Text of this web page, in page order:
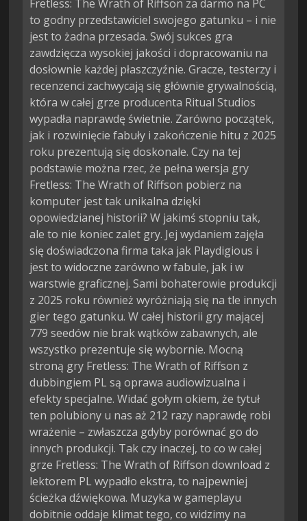
Fretless: The Wrath of Riffson za darmo na PC
to godny przedstawiciel swojego gatunku – i nie
jest to żadna przesada. Swój sukces gra
zawdzięcza wysokiej jakości i dopracowaniu na
dosłownie każdej płaszczyźnie. Gracze, testerzy i
recenzenci zachwycają się głównie grywalnością,
która w całej grze producenta Ritual Studios
wypadła naprawdę świetnie. Zarówno początek,
jak i rozwinięcie fabuły i zakończenie hitu z 2025
roku prezentują się doskonale. Czy na tej
podstawie można rzec, że pełna wersja gry
Fretless: The Wrath of Riffson pobierz na
komputer jest tak unikalna dzięki
opowiedzianej historii? W jakimś stopniu tak,
ale to nie koniec zalet gry. Jej wydaniem zajęła
się doświadczona firma taka jak Playdigious i
jest to widoczne zarówno w fabule, jak i w
warstwie graficznej. Sami bohaterowie produkcji
z 2025 roku również wyróżniają się na tle innych
gier tego gatunku. W całej historii gry mającej
779 seedów nie brak wątków zabawnych, ale
wszystko prezentuje się wybornie. Mocną
stroną gry Fretless: The Wrath of Riffson z
dubbingiem PL są oprawa audiowizualna i
efekty specjalne. Widać gołym okiem, że tytuł
ten polubiony u nas aż 212 razy naprawdę robi
wrażenie – zwłaszcza gdyby porównać go do
innych produkcji. Tak czy inaczej, to co w całej
grze Fretless: The Wrath of Riffson download z
lektorem PL wypadło ekstra, to najpewniej
ścieżka dźwiękowa. Muzyka w gameplayu
dobitnie oddaje klimat tego, co widzimy na